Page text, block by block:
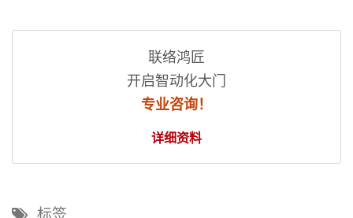
联络鸿匠
开启智动化大门
专业咨询！
详细资料